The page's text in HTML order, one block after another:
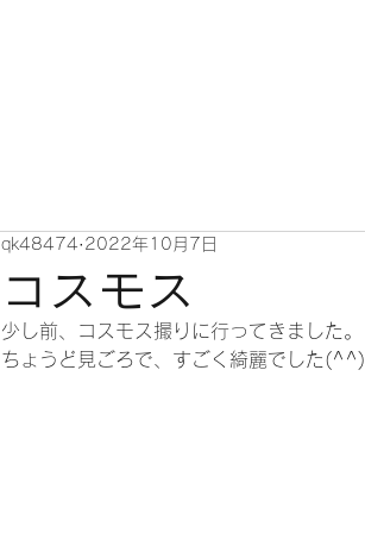
コスモス
qk48474 2022年10月7日
少し前、コスモス撮りに行ってきました。
ちょうど見ごろで、すごく綺麗でした(^^)